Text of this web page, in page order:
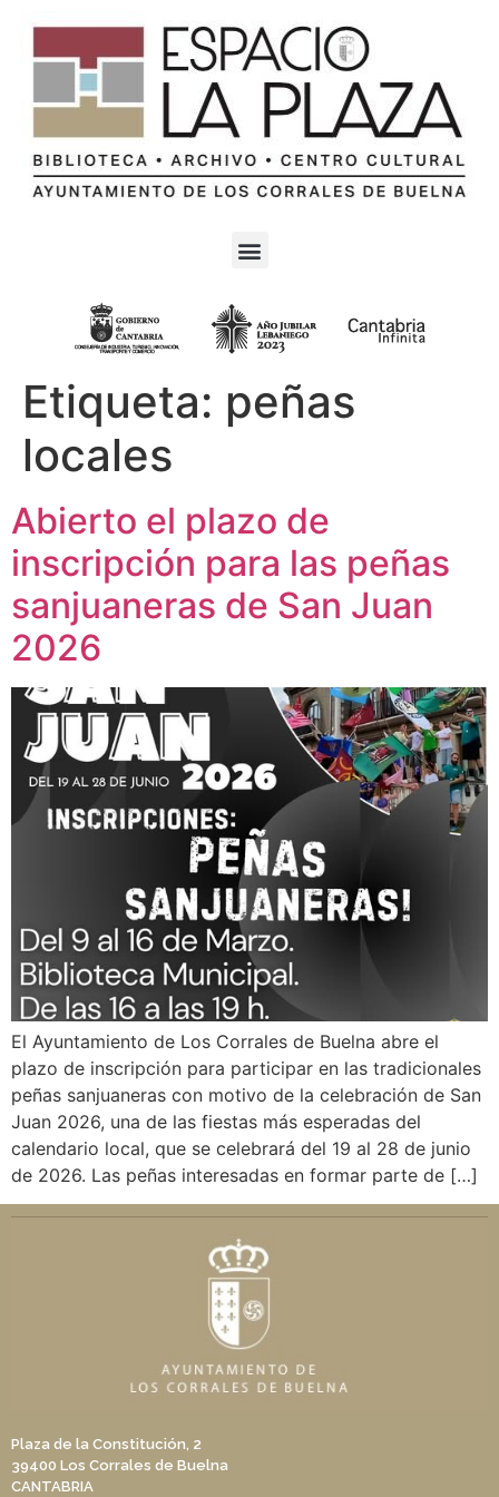
Etiqueta: peñas
locales
Abierto el plazo de
inscripción para las peñas
sanjuaneras de San Juan
2026
El Ayuntamiento de Los Corrales de Buelna abre el
plazo de inscripción para participar en las tradicionales
peñas sanjuaneras con motivo de la celebración de San
Juan 2026, una de las fiestas más esperadas del
calendario local, que se celebrará del 19 al 28 de junio
de 2026. Las peñas interesadas en formar parte de […]
Plaza de la Constitución, 2
39400 Los Corrales de Buelna
CANTABRIA